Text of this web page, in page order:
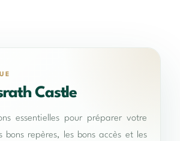
Castle
essentielles pour préparer votre
bons repères, les bons accès et les